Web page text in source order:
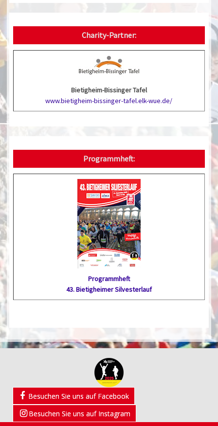
Charity-Partner:
Bietigheim-Bissinger Tafel
www.bietigheim-bissinger-tafel.elk-wue.de/
Programmheft:
Programmheft
43. Bietig­heimer Silvester­lauf
Besuchen Sie uns auf Facebook
Besuchen Sie uns auf Instagram